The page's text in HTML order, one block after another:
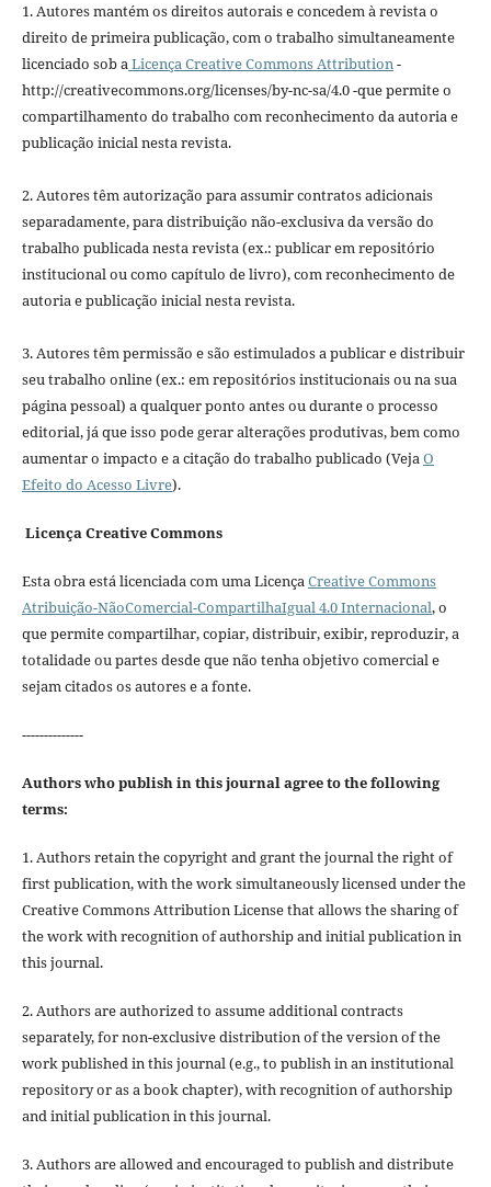
1. Autores mantém os direitos autorais e concedem à revista o
direito de primeira publicação, com o trabalho simultaneamente
licenciado sob aLicença Creative Commons Attribution-
http://creativecommons.org/licenses/by-nc-sa/4.0 -que permite o
compartilhamento do trabalho com reconhecimento da autoria e
publicação inicial nesta revista.
2. Autores têm autorização para assumir contratos adicionais
separadamente, para distribuição não-exclusiva da versão do
trabalho publicada nesta revista (ex.: publicar em repositório
institucional ou como capítulo de livro), com reconhecimento de
autoria e publicação inicial nesta revista.
3. Autores têm permissão e são estimulados a publicar e distribuir
seu trabalho online (ex.: em repositórios institucionais ou na sua
página pessoal) a qualquer ponto antes ou durante o processo
editorial, já que isso pode gerar alterações produtivas, bem como
aumentar o impacto e a citação do trabalho publicado (VejaO
Efeito do Acesso Livre).
Licença Creative Commons
Esta obra está licenciada com uma LicençaCreative Commons
Atribuição-NãoComercial-CompartilhaIgual 4.0 Internacional, o
que permite compartilhar, copiar, distribuir, exibir, reproduzir, a
totalidade ou partes desde que não tenha objetivo comercial e
sejam citados os autores e a fonte.
--------------
Authors who publish in this journal agree to the following
terms:
1. Authors retain the copyright and grant the journal the right of
first publication, with the work simultaneously licensed under the
Creative Commons Attribution License that allows the sharing of
the work with recognition of authorship and initial publication in
this journal.
2. Authors are authorized to assume additional contracts
separately, for non-exclusive distribution of the version of the
work published in this journal (e.g., to publish in an institutional
repository or as a book chapter), with recognition of authorship
and initial publication in this journal.
3. Authors are allowed and encouraged to publish and distribute